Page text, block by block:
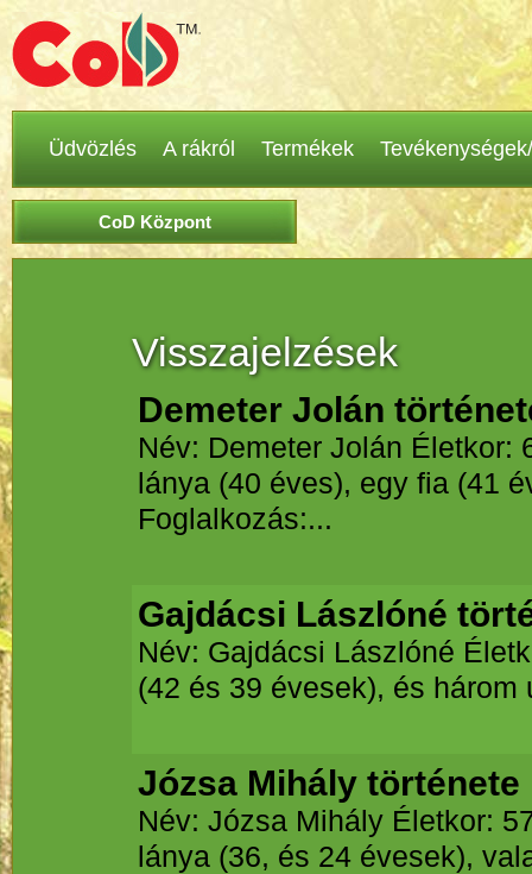
CoD Központ
Üdvözlés A rákról Termékek
Visszajelzések
Demeter Jolán
Név: Demeter Jolán Életkor:
lánya (40 éves), egy fia (41
Foglalkozás:...
Gajdácsi Lászlóné
Név: Gajdácsi Lászlóné
(42 és 39 évesek), és
Józsa Mihály története
Név: Józsa Mihály Életkor:
lánya (36, és 24 évesek),